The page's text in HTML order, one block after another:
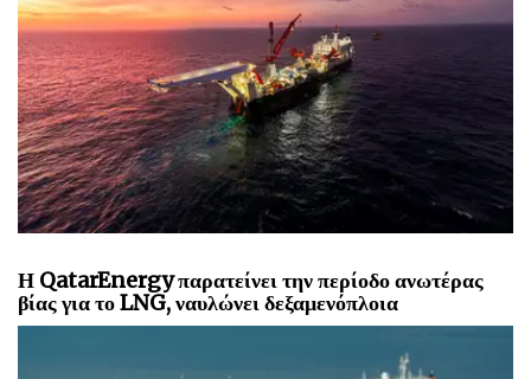
Η QatarEnergy παρατείνει την περίοδο ανωτέρας
βίας για το LNG, ναυλώνει δεξαμενόπλοια